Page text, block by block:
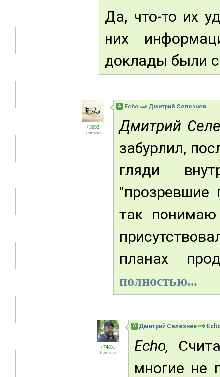
Да, что-то их
них
доклады были
+3092
В отпуске
А Echo Дмитрий Селезнев
Дмитрий
забурлил,
гляди
так понимаю
планах
полностью...
+74801
В отпуске
А Дмитрий Селезнев
Echo,
многие не